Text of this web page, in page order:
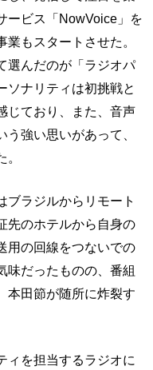
ービス「NowVoice」を
もスタートさせた。
選んだのが「ラジオパ
ソナリティは初挑戦と
じており、また、音声
強い思いがあって、
ブラジルからリモート
先のホテルから自身の
用の回線をつないでの
味だったものの、番組
本田節が随所に炸裂す
ィを担当するラジオに